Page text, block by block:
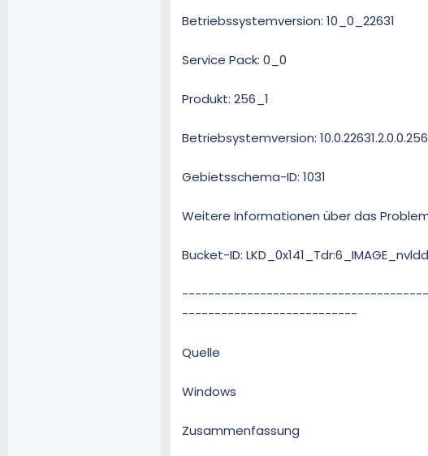
Betriebssystemversion: 10_0_22631
Service Pack: 0_0
Produkt: 256_1
Betriebsystemversion:
Gebietsschema-ID: 1031
Weitere Informationen über das
Bucket-ID:
---------------------------
Quelle
Windows
Zusammenfassung